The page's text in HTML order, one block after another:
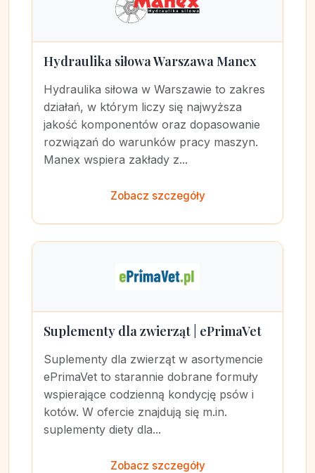
Hydraulika siłowa Warszawa Manex
Hydraulika siłowa w Warszawie to zakres
działań, w którym liczy się najwyższa
jakość komponentów oraz dopasowanie
rozwiązań do warunków pracy maszyn.
Manex wspiera zakłady z...
Zobacz szczegóły
Suplementy dla zwierząt | ePrimaVet
Suplementy dla zwierząt w asortymencie
ePrimaVet to starannie dobrane formuły
wspierające codzienną kondycję psów i
kotów. W ofercie znajdują się m.in.
suplementy diety dla...
Zobacz szczegóły